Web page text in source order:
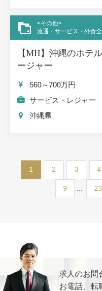
<その他>
流通・サービス・外食
【MH】沖縄のホテ
ージャー
560～700万円
サービス・レジャー
沖縄県
1 2 3 4
9 23
求人のお問
お電話、転